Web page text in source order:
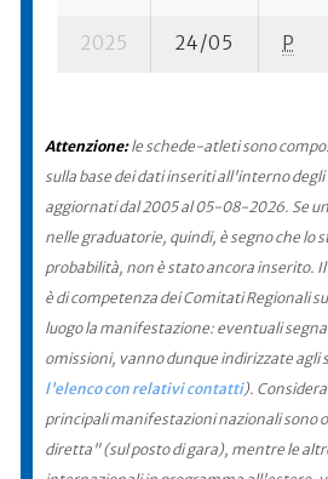
2025 24/05 P
Attenzione:le schede-atleti sono
sulla base dei dati inseriti all'interno
aggiornati dal 2005 al 05-08-2026. Se
nelle graduatorie, quindi, è segno che lo
probabilità, non è stato ancora inserito.
è di competenza dei Comitati Regionali
luogo la manifestazione: eventuali
omissioni, vanno dunque indirizzate agli
l'elenco con relativi contatti).
principali manifestazioni nazionali sono
diretta" (sul posto di gara), mentre le